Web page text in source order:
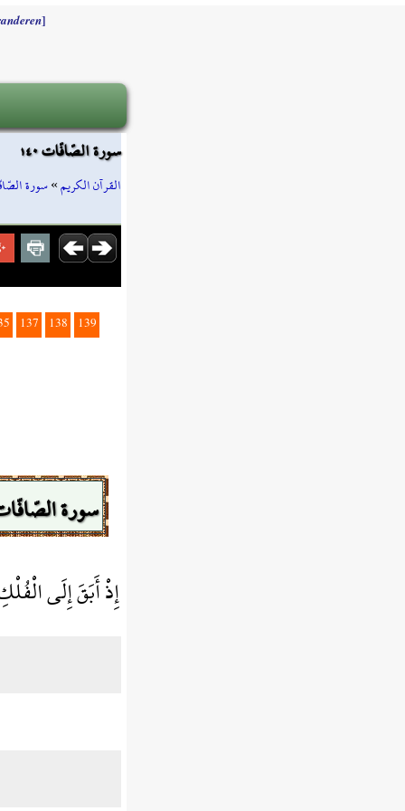
]
سورة الصّافّات ١٤٠
القرآن الكريم»سورة
137 138 139
سورة
إِذْ أَبَقَ إِلَى